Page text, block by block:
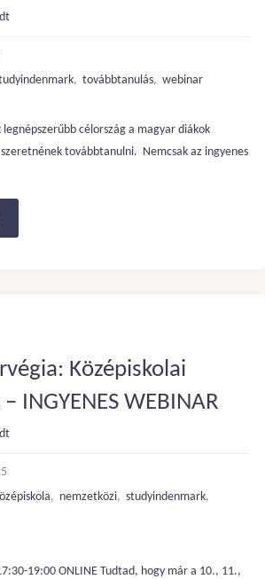
, továbbtanulás, webinar
célország a magyar diákok
továbbtanulni. Nemcsak az ingyenes
Középiskolai
INGYENES WEBINAR
, nemzetközi, studyindenmark,
19:00 ONLINE Tudtad, hogy már a 10., 11.,